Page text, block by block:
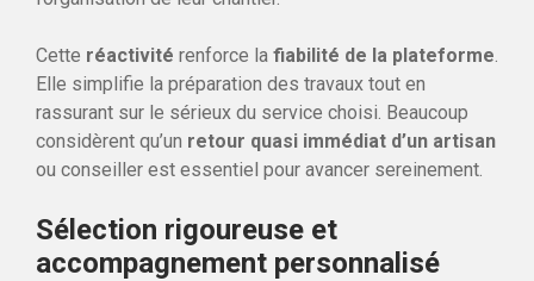
Cette réactivité renforce la fiabilité de la plateforme.
Elle simplifie la préparation des travaux tout en
rassurant sur le sérieux du service choisi. Beaucoup
considèrent qu’un retour quasi immédiat d’un artisan
ou conseiller est essentiel pour avancer sereinement.
Sélection rigoureuse et
accompagnement personnalisé